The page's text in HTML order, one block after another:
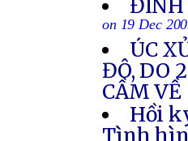
ĐÌNH
on 19 Dec
ÚC
ĐÔ, DO
CẦM VỀ
Hồi
Tình